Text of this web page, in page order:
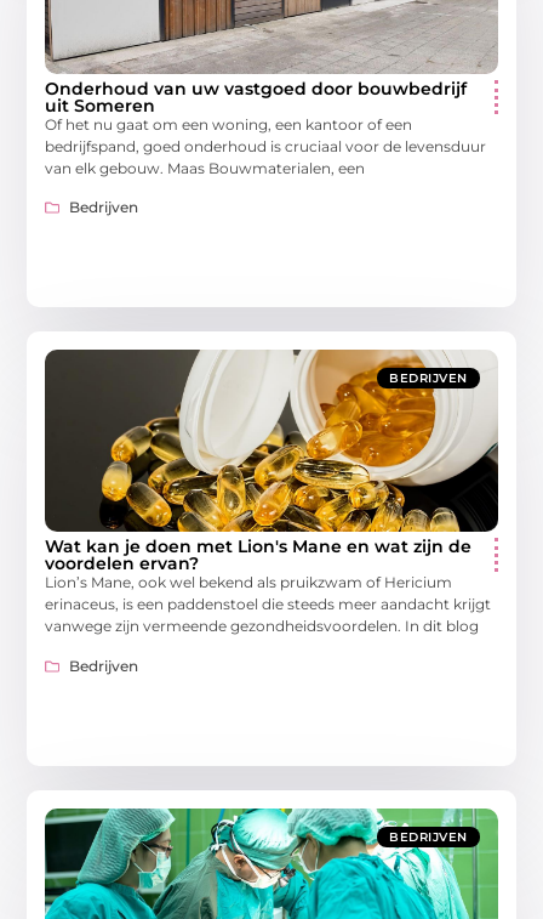
Onderhoud van uw vastgoed door bouwbedrijf
uit Someren
Of het nu gaat om een woning, een kantoor of een
bedrijfspand, goed onderhoud is cruciaal voor de levensduur
van elk gebouw. Maas Bouwmaterialen, een
Bedrijven
BEDRIJVEN
Wat kan je doen met Lion's Mane en wat zijn de
voordelen ervan?
Lion’s Mane, ook wel bekend als pruikzwam of Hericium
erinaceus, is een paddenstoel die steeds meer aandacht krijgt
vanwege zijn vermeende gezondheidsvoordelen. In dit blog
Bedrijven
BEDRIJVEN